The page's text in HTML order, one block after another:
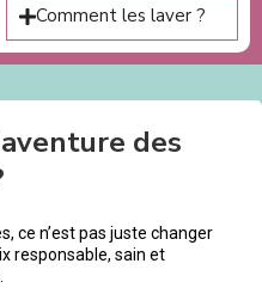
Comment les laver ?
des
ce n’est pas juste changer
responsable, sain et